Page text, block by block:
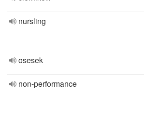
nursling
osesek
non-performance